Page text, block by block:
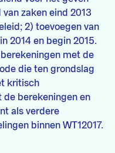
zaken eind 2013
2) toevoegen van
2014 en begin 2015.
met de
die ten grondslag
kritisch
berekeningen en
als verdere
binnen WT12017.